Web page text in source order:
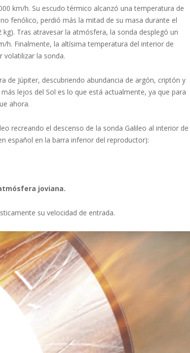
km/h. Su escudo térmico alcanzó una temperatura de
fenólico, perdió más la mitad de su masa durante el
Tras atravesar la atmósfera, la sonda desplegó un
h. Finalmente, la altísima temperatura del interior de
volatilizar la sonda.
de Júpiter, descubriendo abundancia de argón, criptón y
lejos del Sol es lo que está actualmente, ya que para
ahora.
recreando el descenso de la sonda Galileo al interior de
español en la barra inferior del reproductor):
joviana.
su velocidad de entrada.